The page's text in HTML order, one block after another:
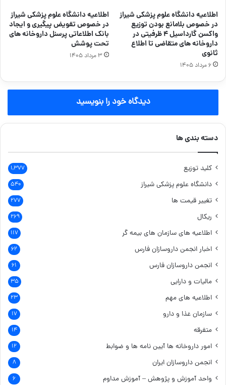
اطلاعیه دانشگاه علوم پزشکی شیراز
در خصوص بلامانع بودن توزیع
واکسن گارداسیل ۴ ظرفیتی در
داروخانه های متقاضی تا اطلاع
ثانوی
۶ مرداد ۱۴۰۵
اطلاعیه دانشگاه علوم پزشکی شیراز
در خصوص تفویض پیگیری و ایجاد
بانک اطلاعاتی پرسنل داروخانه های
تحت پوشش
۳ مرداد ۱۴۰۵
دیدگاه خود را بنویسید
دسته بندی ها
کلید توزیع ۱,۳۷۷
دانشگاه علوم پزشکی شیراز ۵۴۰
تغییر قیمت ها ۲۷۷
ریکال ۲۶۹
اطلاعیه های سازمان های بیمه گر ۱۱۷
اخبار انجمن داروسازان فارس ۶۲
انجمن داروسازان فارس ۶۱
مالیات و دارایی ۳۵
اطلاعیه های مهم ۲۳
سازمان غذا و دارو ۱۷
متفرقه ۱۴
امور داروخانه ها آیین نامه ها و ضوابط ۱۲
انجمن داروسازان ایران ۸
واحد آموزش و پژوهش – آموزش مداوم ۶